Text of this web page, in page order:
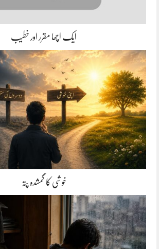
ایک اچھا مقرر اور خطیب
خوشی کا گمشدہ پتہ